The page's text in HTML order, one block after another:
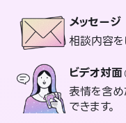
メッセージ
相談内容を
ビデオ対面
表情を含め
できます。